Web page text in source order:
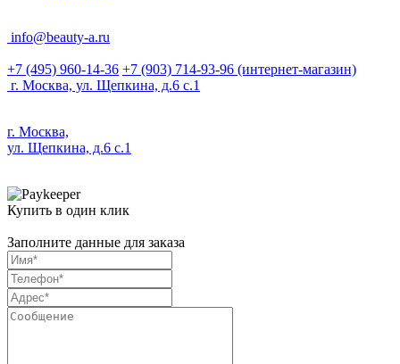
info@beauty-a.ru
+7 (495) 960-14-36 +7 (903) 714-93-96 (интернет-магазин)
г. Москва, ул. Щепкина, д.6 с.1
г. Москва,
ул. Щепкина, д.6 с.1
Купить в один клик
Заполните данные для заказа